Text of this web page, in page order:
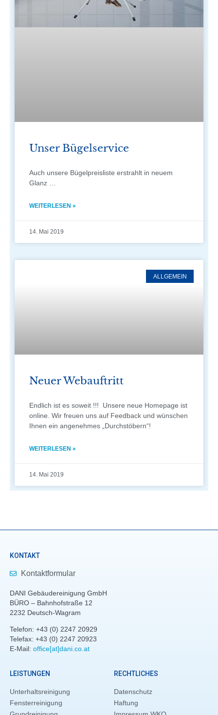
Unser Bügelservice
Auch unsere Bügelpreisliste erstrahlt in neuem
Glanz …
WEITERLESEN »
14. Mai 2019
ALLGEMEIN
Neuer Webauftritt
Endlich ist es soweit !!! Unsere neue Homepage ist
online. Wir freuen uns auf Feedback und wünschen
Ihnen ein angenehmes „Durchstöbern“!
WEITERLESEN »
14. Mai 2019
KONTAKT
Kontaktformular
DANI Gebäudereinigung GmbH
BÜRO – Bahnhofstraße 12
2232 Deutsch-Wagram
Telefon: +43 (0) 2247 20929
Telefax: +43 (0) 2247 20923
E-Mail: office[at]dani.co.at
LEISTUNGEN
Unterhaltsreinigung
Fensterreinigung
RECHTLICHES
Datenschutz
Haftung